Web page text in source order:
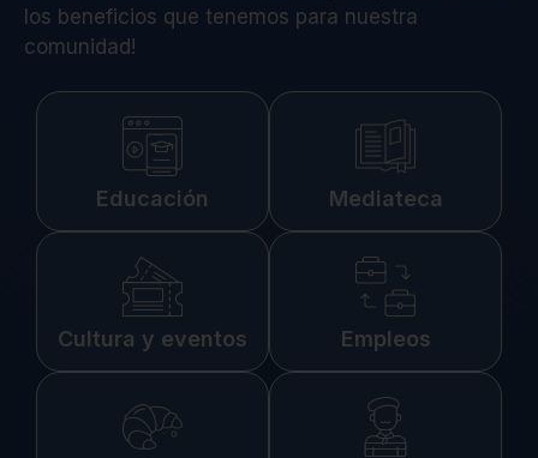
los beneficios que tenemos para nuestra
comunidad!
Educación Mediateca
Cultura y eventos Empleos